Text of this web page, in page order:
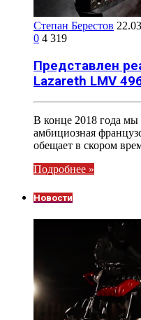
Степан Берестов
0 4 319
Представлен
Lazareth LMV
В конце 2018 года
амбициозная
обещает в скором
Подробнее »
Новости